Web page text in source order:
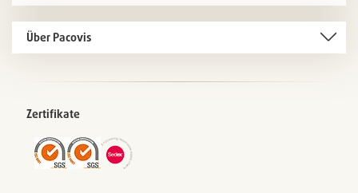
Über Pacovis
Zertifikate